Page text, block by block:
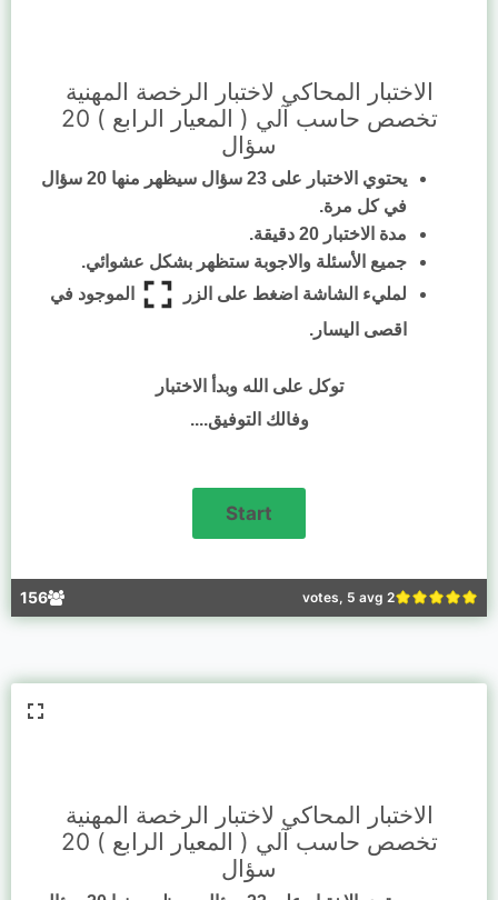
2 votes, 5 avg
156
الاختبار المحاكي لاختبار الرخصة المهنية
تخصص حاسب آلي ( المعيار الرابع ) 20
سؤال
يحتوي الاختبار على 23 سؤال سيظهر منها 20 سؤال
في كل مرة.
مدة الاختبار 20 دقيقة.
جميع الأسئلة والاجوبة ستظهر بشكل عشوائي.
لمليء الشاشة اضغط على الزر
الموجود في
اقصى اليسار.
توكل على الله وبدأ الاختبار
وفالك التوفيق....
الاختبار المحاكي لاختبار الرخصة المهنية
تخصص حاسب آلي ( المعيار الرابع ) 20
سؤال